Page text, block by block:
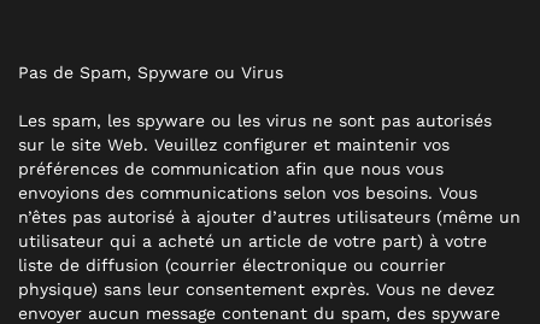
Pas de Spam, Spyware ou Virus
Les spam, les spyware ou les virus ne sont pas autorisés
sur le site Web. Veuillez configurer et maintenir vos
préférences de communication afin que nous vous
envoyions des communications selon vos besoins. Vous
n’êtes pas autorisé à ajouter d’autres utilisateurs (même un
utilisateur qui a acheté un article de votre part) à votre
liste de diffusion (courrier électronique ou courrier
physique) sans leur consentement exprès. Vous ne devez
envoyer aucun message contenant du spam, des spyware